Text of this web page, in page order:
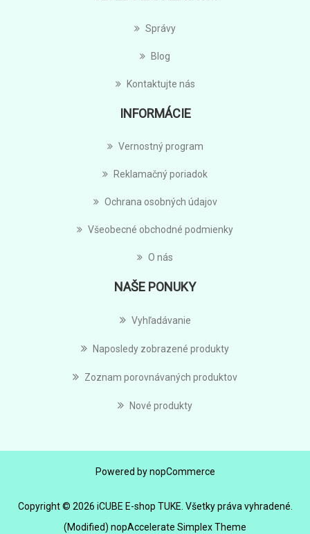
Správy
Blog
Kontaktujte nás
INFORMÁCIE
Vernostný program
Reklamačný poriadok
Ochrana osobných údajov
Všeobecné obchodné podmienky
O nás
NAŠE PONUKY
Vyhľadávanie
Naposledy zobrazené produkty
Zoznam porovnávaných produktov
Nové produkty
Powered bynopCommerce
Copyright © 2026 iCUBE E-shop TUKE. Všetky práva vyhradené.
(Modified) nopAccelerate Simplex Theme